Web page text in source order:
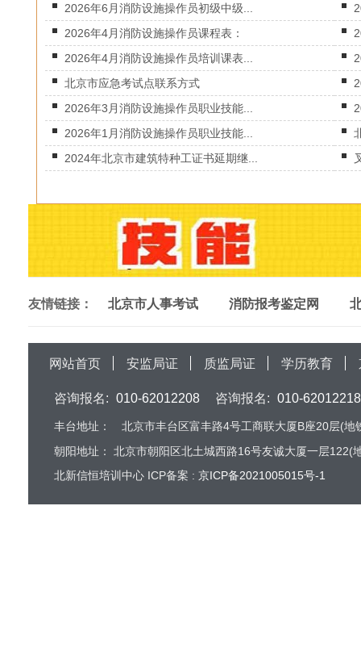
2026年6月消防设施操作员初级中级...
2026年4月消防设施操作员课程表：
2026年4月消防设施操作员培训课表...
北京市应急考试点联系方式
2026年3月消防设施操作员职业技能...
2026年1月消防设施操作员职业技能...
2024年北京市建筑特种工证书延期继...
友情链接： 北京市人事考试 消防报考鉴定网
网站首页 安监局证 质监局证 学历教育
咨询报名: 010-62012208 咨询报名: 010-62012218
丰台地址：
北京市丰台区富丰路4号工商联大厦B座20层(
朝阳地址：
北京市朝阳区北土城西路16号友诚大厦一层122(
北新信恒培训中心 ICP备案 : 京ICP备2021005015号-1